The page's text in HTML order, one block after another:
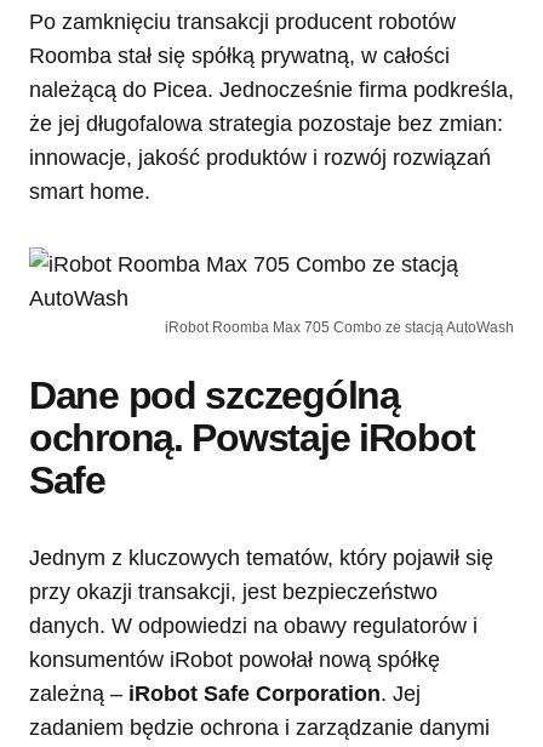
Po zamknięciu transakcji producent robotów
Roomba stał się spółką prywatną, w całości
należącą do Picea. Jednocześnie firma podkreśla,
że jej długofalowa strategia pozostaje bez zmian:
innowacje, jakość produktów i rozwój rozwiązań
smart home.
iRobot Roomba Max 705 Combo ze stacją AutoWash
Dane pod szczególną
ochroną. Powstaje iRobot
Safe
Jednym z kluczowych tematów, który pojawił się
przy okazji transakcji, jest bezpieczeństwo
danych. W odpowiedzi na obawy regulatorów i
konsumentów iRobot powołał nową spółkę
zależną – iRobot Safe Corporation. Jej
zadaniem będzie ochrona i zarządzanie danymi